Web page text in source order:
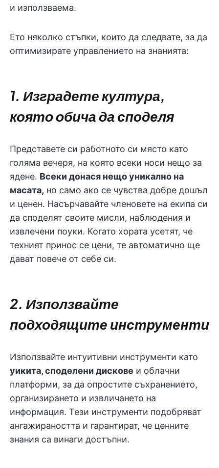
и използваема.
Ето няколко стъпки, които да следвате, за да
оптимизирате управлението на знанията:
1. Изградете култура,
която обича да споделя
Представете си работното си място като
голяма вечеря, на която всеки носи нещо за
ядене. Всеки донася нещо уникално на
масата, но само ако се чувства добре дошъл
и ценен. Насърчавайте членовете на екипа си
да споделят своите мисли, наблюдения и
извлечени поуки. Когато хората усетят, че
техният принос се цени, те автоматично ще
дават повече от себе си.
2. Използвайте
подходящите инструменти
Използвайте интуитивни инструменти като
уикита, споделени дискове и облачни
платформи, за да опростите съхранението,
организирането и извличането на
информация. Тези инструменти подобряват
ангажираността и гарантират, че ценните
знания са винаги достъпни.